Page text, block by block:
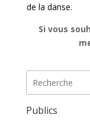
de la danse.
Si vous
Publics